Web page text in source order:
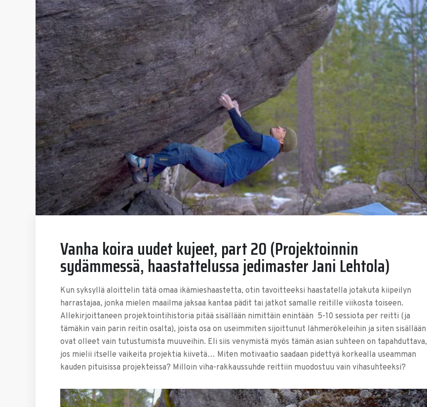
Vanha koira uudet kujeet, part 20 (Projektoinnin
sydämmessä, haastattelussa jedimaster Jani Lehtola)
Kun syksyllä aloittelin tätä omaa ikämieshaastetta, otin tavoitteeksi haastatella jotakuta kiipeilyn
harrastajaa, jonka mielen maailma jaksaa kantaa pädit tai jatkot samalle reitille viikosta toiseen.
Allekirjoittaneen projektointihistoria pitää sisällään nimittäin enintään 5-10 sessiota per reitti (ja
tämäkin vain parin reitin osalta), joista osa on useimmiten sijoittunut lähmerökeleihin ja siten sisällään
ovat olleet vain tutustumista muuveihin. Eli siis venymistä myös tämän asian suhteen on tapahduttava,
jos mielii itselle vaikeita projektia kiivetä… Miten motivaatio saadaan pidettyä korkealla useamman
kauden pituisissa projekteissa? Milloin viha-rakkaussuhde reittiin muodostuu vain vihasuhteeksi?